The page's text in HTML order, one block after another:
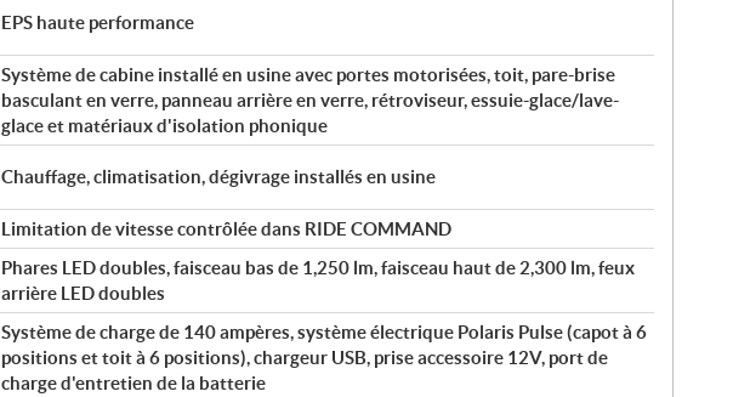
EPS haute performance
Système de cabine installé en usine avec portes motorisées, toit, pare-brise
basculant en verre, panneau arrière en verre, rétroviseur, essuie-glace/lave-
glace et matériaux d'isolation phonique
Chauffage, climatisation, dégivrage installés en usine
Limitation de vitesse contrôlée dans RIDE COMMAND
Phares LED doubles, faisceau bas de 1,250 lm, faisceau haut de 2,300 lm, feux
arrière LED doubles
Système de charge de 140 ampères, système électrique Polaris Pulse (capot à 6
positions et toit à 6 positions), chargeur USB, prise accessoire 12V, port de
charge d'entretien de la batterie